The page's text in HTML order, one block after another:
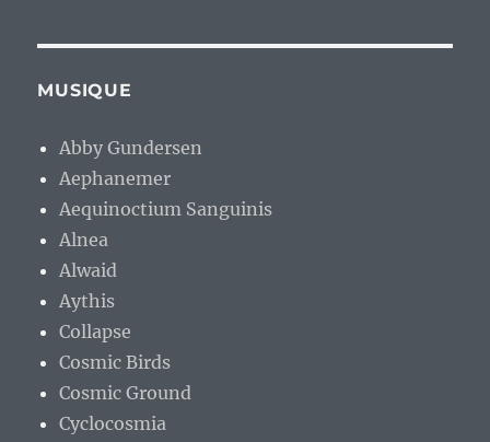
MUSIQUE
Abby Gundersen
Aephanemer
Aequinoctium Sanguinis
Alnea
Alwaid
Aythis
Collapse
Cosmic Birds
Cosmic Ground
Cyclocosmia